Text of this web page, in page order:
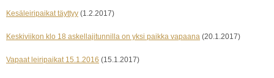
Kesäleiripaikat täyttyy (1.2.2017)
Keskiviikon klo 18 askellajitunnilla on yksi paikka vapaana (20.1.2017)
Vapaat leiripaikat 15.1.2016 (15.1.2017)